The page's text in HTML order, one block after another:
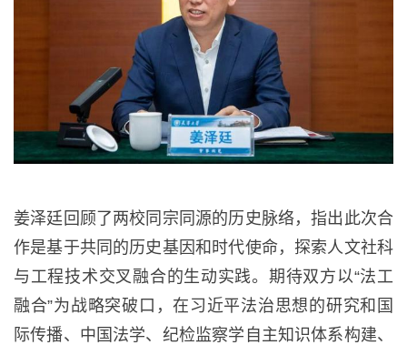
姜泽廷回顾了两校同宗同源的历史脉络，指出此次合
作是基于共同的历史基因和时代使命，探索人文社科
与工程技术交叉融合的生动实践。期待双方以“法工
融合”为战略突破口，在习近平法治思想的研究和国
际传播、中国法学、纪检监察学自主知识体系构建、